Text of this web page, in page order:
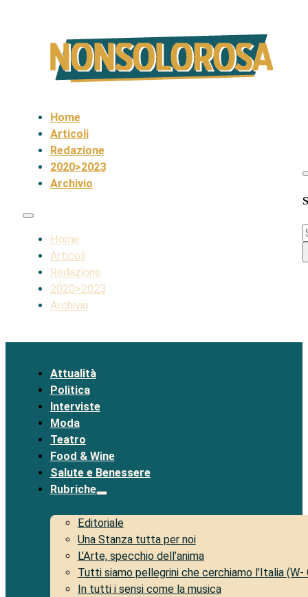
Home
Articoli
Redazione
2020>2023
Archivio
Home
Articoli
Redazione
2020>2023
Archivio
Attualità
Politica
Interviste
Moda
Teatro
Food & Wine
Salute e Benessere
Rubriche
Editoriale
Una Stanza tutta per noi
L’Arte, specchio dell’anima
Tutti siamo pellegrini che cerchiamo l’Italia (W-
In tutti i sensi come la musica